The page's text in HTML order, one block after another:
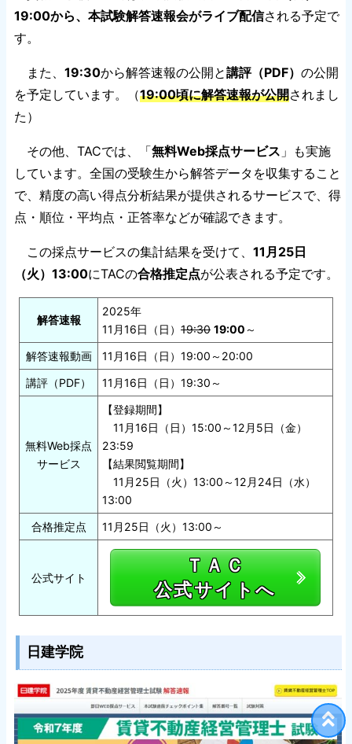
19:00から、本試験解答速報会がライブ配信される予定で
す。
また、 19:30から解答速報の公開と講評（PDF） の公開
を予定しています。（19:00頃に解答速報が公開されまし
た）
その他、TACでは、「無料Web採点サービス 」も実施
しています。全国の受験生から解答データを収集すること
で、精度の高い得点分析結果が提供されるサービスで、得
点・順位・平均点・正答率などが確認できます。
この採点サービスの集計結果を受けて、 11月25日
（火）13:00にTACの合格推定点が公表される予定です。
解答速報
2025年
11月16日（日） 19:30 19:00 ～
解答速報動画
11月16日（日）19:00～20:00
講評（PDF）
11月16日（日）19:30～
無料Web採点
サービス
【登録期間】
11月16日（日）15:00～12月5日（金）
23:59
【結果閲覧期間】
11月25日（火）13:00～12月24日（水）
13:00
合格推定点
11月25日（火）13:00～
公式サイト
ＴＡＣ
公式サイトへ
日建学院